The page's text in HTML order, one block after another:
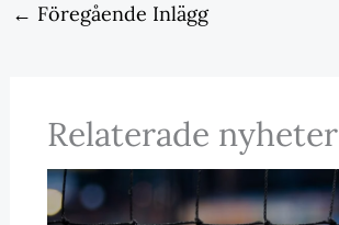
← Föregående Inlägg
Relaterade nyheter